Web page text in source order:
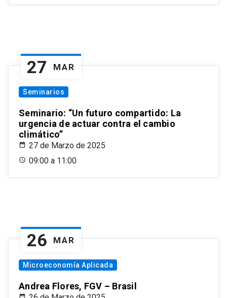
27 MAR
Seminarios
Seminario: “Un futuro compartido: La
urgencia de actuar contra el cambio
climático”
27 de Marzo de 2025
09:00 a 11:00
26 MAR
Microeconomía Aplicada
Andrea Flores, FGV – Brasil